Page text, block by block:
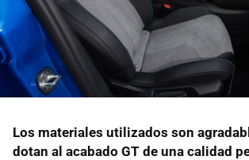
Los materiales utilizados son
dotan al acabado GT de una calidad